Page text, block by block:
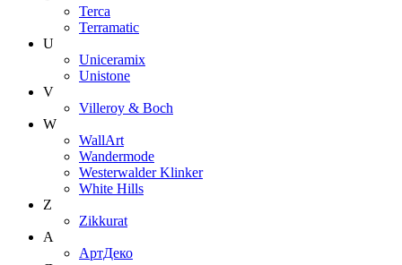
Terca
Terramatic
U
Uniceramix
Unistone
V
Villeroy & Boch
W
WallArt
Wandermode
Westerwalder Klinker
White Hills
Z
Zikkurat
А
АртДеко